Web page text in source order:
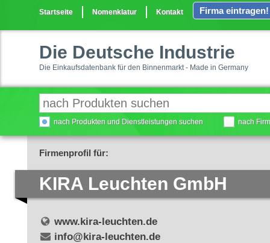
Startseite Nomenklatur Kontakt Firma eintragen!
Die Deutsche Industrie
Die Einkaufsdatenbank für den Binnenmarkt - Made in Germany
nach Produkten und Dienstleistungen suchen nach
Firmenprofil für:
KIRA Leuchten GmbH
www.kira-leuchten.de
info@kira-leuchten.de